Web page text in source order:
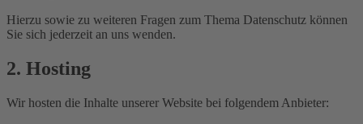
Hierzu sowie zu weiteren Fragen zum Thema Datenschutz können
Sie sich jederzeit an uns wenden.
2. Hosting
Wir hosten die Inhalte unserer Website bei folgendem Anbieter: